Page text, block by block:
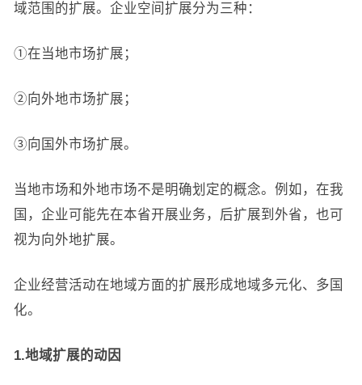
域范围的扩展。企业空间扩展分为三种：
①在当地市场扩展；
②向外地市场扩展；
③向国外市场扩展。
当地市场和外地市场不是明确划定的概念。例如，在我
国，企业可能先在本省开展业务，后扩展到外省，也可
视为向外地扩展。
企业经营活动在地域方面的扩展形成地域多元化、多国
化。
1.地域扩展的动因